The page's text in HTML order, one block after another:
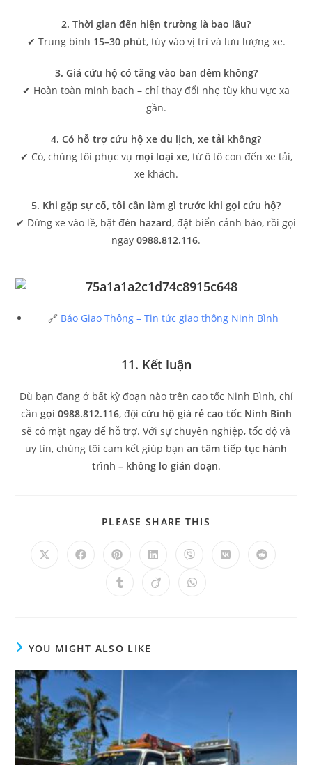
2. Thời gian đến hiện trường là bao lâu?
✔ Trung bình 15–30 phút, tùy vào vị trí và lưu lượng xe.
3. Giá cứu hộ có tăng vào ban đêm không?
✔ Hoàn toàn minh bạch – chỉ thay đổi nhẹ tùy khu vực xa
gần.
4. Có hỗ trợ cứu hộ xe du lịch, xe tải không?
✔ Có, chúng tôi phục vụ mọi loại xe, từ ô tô con đến xe tải,
xe khách.
5. Khi gặp sự cố, tôi cần làm gì trước khi gọi cứu hộ?
✔ Dừng xe vào lề, bật đèn hazard, đặt biển cảnh báo, rồi gọi
ngay 0988.812.116.
🔗 Báo Giao Thông – Tin tức giao thông Ninh Bình
11. Kết luận
Dù bạn đang ở bất kỳ đoạn nào trên cao tốc Ninh Bình, chỉ
cần gọi 0988.812.116, đội cứu hộ giá rẻ cao tốc Ninh Bình
sẽ có mặt ngay để hỗ trợ. Với sự chuyên nghiệp, tốc độ và
uy tín, chúng tôi cam kết giúp bạn an tâm tiếp tục hành
trình – không lo gián đoạn.
PLEASE SHARE THIS
YOU MIGHT ALSO LIKE